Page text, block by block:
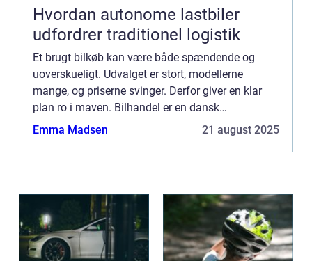
Hvordan autonome lastbiler
udfordrer traditionel logistik
Et brugt bilkøb kan være både spændende og
uoverskueligt. Udvalget er stort, modellerne
mange, og priserne svinger. Derfor giver en klar
plan ro i maven. Bilhandel er en dansk
markedsplads, der samler tusindvis af brugte
Emma Madsen 21 august 2025